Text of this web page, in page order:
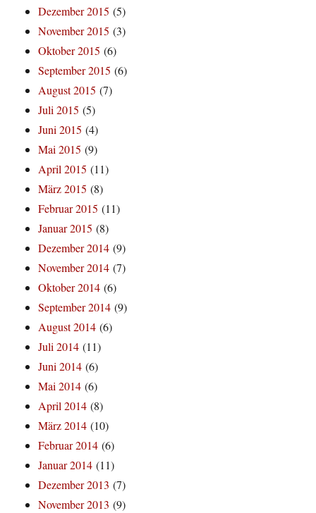
Dezember 2015 (5)
November 2015 (3)
Oktober 2015 (6)
September 2015 (6)
August 2015 (7)
Juli 2015 (5)
Juni 2015 (4)
Mai 2015 (9)
April 2015 (11)
März 2015 (8)
Februar 2015 (11)
Januar 2015 (8)
Dezember 2014 (9)
November 2014 (7)
Oktober 2014 (6)
September 2014 (9)
August 2014 (6)
Juli 2014 (11)
Juni 2014 (6)
Mai 2014 (6)
April 2014 (8)
März 2014 (10)
Februar 2014 (6)
Januar 2014 (11)
Dezember 2013 (7)
November 2013 (9)